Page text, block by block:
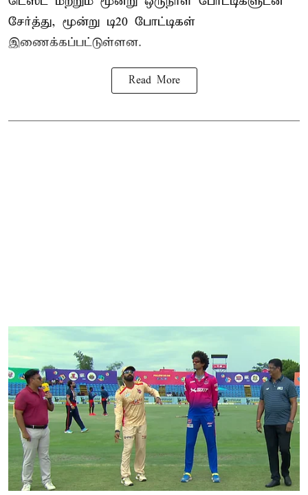
சேர்த்து, மூன்று டி20 போட்டிகள்
இணைக்கப்பட்டுள்ளன.
Read More